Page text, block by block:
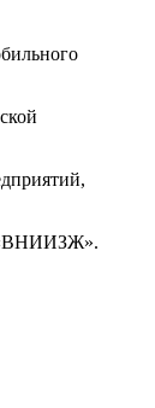
«ВНИИЗЖ».